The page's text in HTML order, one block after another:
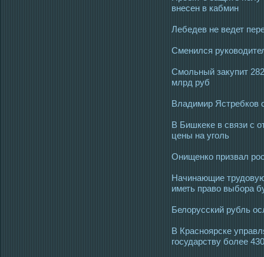
внесен в кабмин
Лебедев не ведет
Сменился
Смольный закупит
млрд руб
Владимир Ястребков
В Бишкеке в связи с
цены на уголь
Онищенко призвал
Начинающие
иметь право выбора
Белорусский рубль
В Красноярске
государству более